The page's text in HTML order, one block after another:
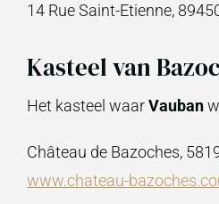
14 Rue Saint-Etienne,
Kasteel van
Het kasteel waarVauban
Château de Bazoches,
www.chateau-